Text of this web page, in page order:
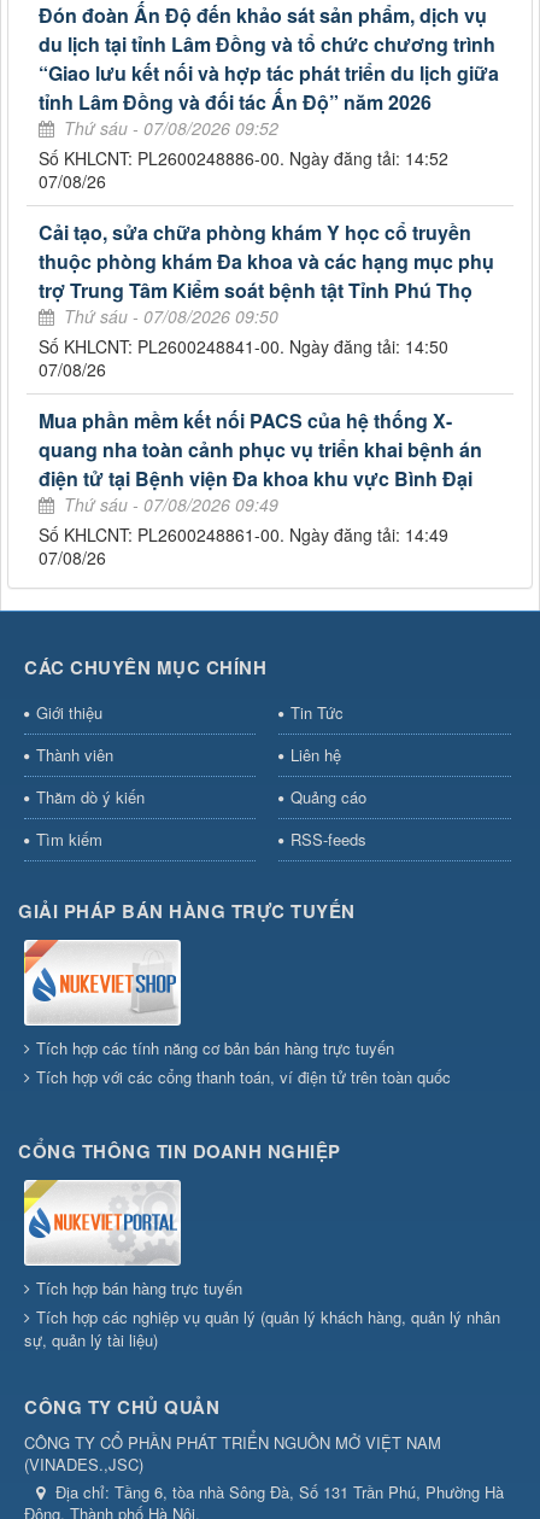
Đón đoàn Ấn Độ đến khảo sát sản phẩm, dịch vụ
du lịch tại tỉnh Lâm Đồng và tổ chức chương trình
“Giao lưu kết nối và hợp tác phát triển du lịch giữa
tỉnh Lâm Đồng và đối tác Ấn Độ” năm 2026
Thứ sáu - 07/08/2026 09:52
Số KHLCNT: PL2600248886-00. Ngày đăng tải: 14:52
07/08/26
Cải tạo, sửa chữa phòng khám Y học cổ truyền
thuộc phòng khám Đa khoa và các hạng mục phụ
trợ Trung Tâm Kiểm soát bệnh tật Tỉnh Phú Thọ
Thứ sáu - 07/08/2026 09:50
Số KHLCNT: PL2600248841-00. Ngày đăng tải: 14:50
07/08/26
Mua phần mềm kết nối PACS của hệ thống X-
quang nha toàn cảnh phục vụ triển khai bệnh án
điện tử tại Bệnh viện Đa khoa khu vực Bình Đại
Thứ sáu - 07/08/2026 09:49
Số KHLCNT: PL2600248861-00. Ngày đăng tải: 14:49
07/08/26
CÁC CHUYÊN MỤC CHÍNH
Giới thiệu
Tin Tức
Thành viên
Liên hệ
Thăm dò ý kiến
Quảng cáo
Tìm kiếm
RSS-feeds
GIẢI PHÁP BÁN HÀNG TRỰC TUYẾN
Tích hợp các tính năng cơ bản bán hàng trực tuyến
Tích hợp với các cổng thanh toán, ví điện tử trên toàn quốc
CỔNG THÔNG TIN DOANH NGHIỆP
Tích hợp bán hàng trực tuyến
Tích hợp các nghiệp vụ quản lý (quản lý khách hàng, quản lý nhân
sự, quản lý tài liệu)
CÔNG TY CHỦ QUẢN
CÔNG TY CỔ PHẦN PHÁT TRIỂN NGUỒN MỞ VIỆT NAM
(VINADES.,JSC)
Địa chỉ: Tầng 6, tòa nhà Sông Đà, Số 131 Trần Phú, Phường Hà
Đông, Thành phố Hà Nội.